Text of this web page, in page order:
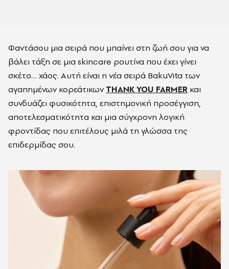
Φαντάσου μια σειρά που μπαίνει στη ζωή σου για να
βάλει τάξη σε μια skincare ρουτίνα που έχει γίνει
σκέτο… χάος. Αυτή είναι η νέα σειρά BakuVita των
αγαπημένων κορεάτικων THANK YOU FARMER και
συνδυάζει φυσικότητα, επιστημονική προσέγγιση,
αποτελεσματικότητα και μια σύγχρονη λογική
φροντίδας που επιτέλους μιλά τη γλώσσα της
επιδερμίδας σου.